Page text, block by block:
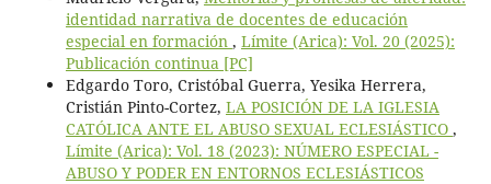
identidad narrativa de docentes de educación
especial en formación , Límite (Arica): Vol. 20 (2025):
Publicación continua [PC]
Edgardo Toro, Cristóbal Guerra, Yesika Herrera,
Cristián Pinto-Cortez, LA POSICIÓN DE LA IGLESIA
CATÓLICA ANTE EL ABUSO SEXUAL ECLESIÁSTICO ,
Límite (Arica): Vol. 18 (2023): NÚMERO ESPECIAL -
ABUSO Y PODER EN ENTORNOS ECLESIÁSTICOS